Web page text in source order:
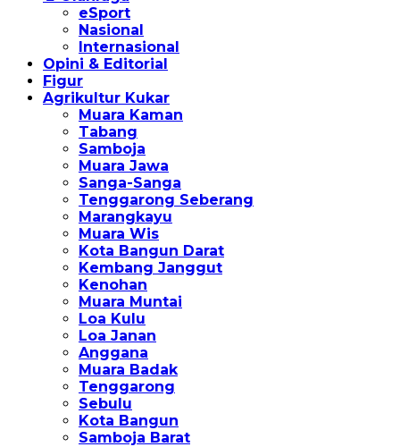
eSport
Nasional
Internasional
Opini & Editorial
Figur
Agrikultur Kukar
Muara Kaman
Tabang
Samboja
Muara Jawa
Sanga-Sanga
Tenggarong Seberang
Marangkayu
Muara Wis
Kota Bangun Darat
Kembang Janggut
Kenohan
Muara Muntai
Loa Kulu
Loa Janan
Anggana
Muara Badak
Tenggarong
Sebulu
Kota Bangun
Samboja Barat